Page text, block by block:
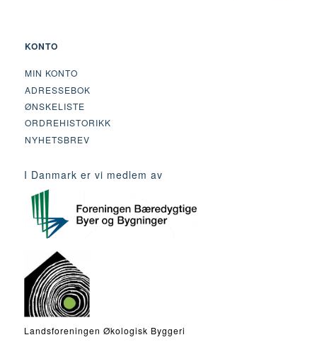
KONTO
MIN KONTO
ADRESSEBOK
ØNSKELISTE
ORDREHISTORIKK
NYHETSBREV
I Danmark er vi medlem av
Landsforeningen Økologisk Byggeri